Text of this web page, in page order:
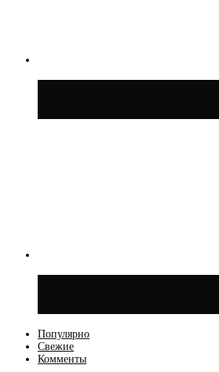
Популярно
Свежие
Комменты